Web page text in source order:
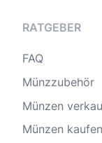
RATGEBER
FAQ
Münzzubehör
Münzen
Münzen kaufen